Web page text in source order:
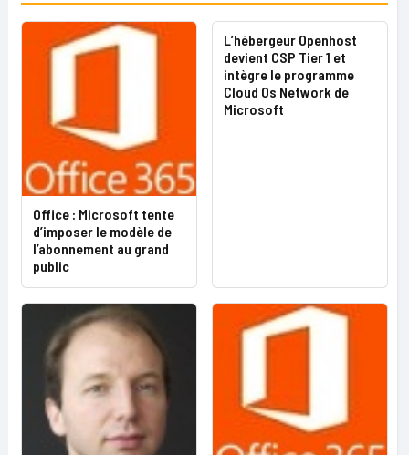
Office : Microsoft tente
d’imposer le modèle de
l’abonnement au grand
public
L’hébergeur Openhost
devient CSP Tier 1 et
intègre le programme
Cloud Os Network de
Microsoft